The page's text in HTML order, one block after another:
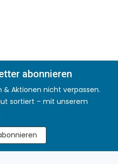
abonnieren
& Aktionen nicht verpassen.
sortiert – mit unserem